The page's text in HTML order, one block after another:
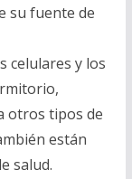
su fuente de
celulares y los
otros tipos de
están
salud.